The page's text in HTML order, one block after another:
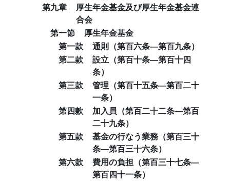
第九章
厚生年金基金及び厚生年金基金連
合会
第一節
厚生年金基金
第一款
通則（第百六条―第百九条）
第二款
設立（第百十条―第百十四
条）
第三款
管理（第百十五条―第百二十
一条）
第四款
加入員（第百二十二条―第百
二十九条）
第五款
基金の行なう業務（第百三十
条―第百三十六条）
第六款
費用の負担（第百三十七条―
第百四十一条）